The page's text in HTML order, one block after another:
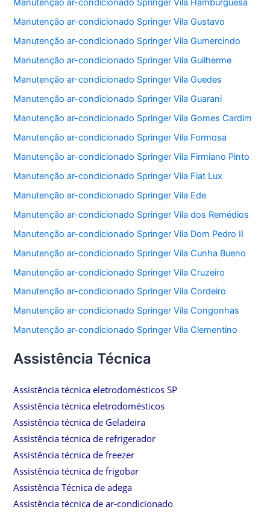
Manutenção ar-condicionado Springer Vila Hamburguesa
Manutenção ar-condicionado Springer Vila Gustavo
Manutenção ar-condicionado Springer Vila Gumercindo
Manutenção ar-condicionado Springer Vila Guilherme
Manutenção ar-condicionado Springer Vila Guedes
Manutenção ar-condicionado Springer Vila Guarani
Manutenção ar-condicionado Springer Vila Gomes Cardim
Manutenção ar-condicionado Springer Vila Formosa
Manutenção ar-condicionado Springer Vila Firmiano Pinto
Manutenção ar-condicionado Springer Vila Fiat Lux
Manutenção ar-condicionado Springer Vila Ede
Manutenção ar-condicionado Springer Vila dos Remédios
Manutenção ar-condicionado Springer Vila Dom Pedro II
Manutenção ar-condicionado Springer Vila Cunha Bueno
Manutenção ar-condicionado Springer Vila Cruzeiro
Manutenção ar-condicionado Springer Vila Cordeiro
Manutenção ar-condicionado Springer Vila Congonhas
Manutenção ar-condicionado Springer Vila Clementino
Assistência Técnica
Assistência técnica eletrodomésticos SP
Assistência técnica eletrodomésticos
Assistência técnica de Geladeira
Assistência técnica de refrigerador
Assistência técnica de freezer
Assistência técnica de frigobar
Assistência Técnica de adega
Assistência técnica de ar-condicionado